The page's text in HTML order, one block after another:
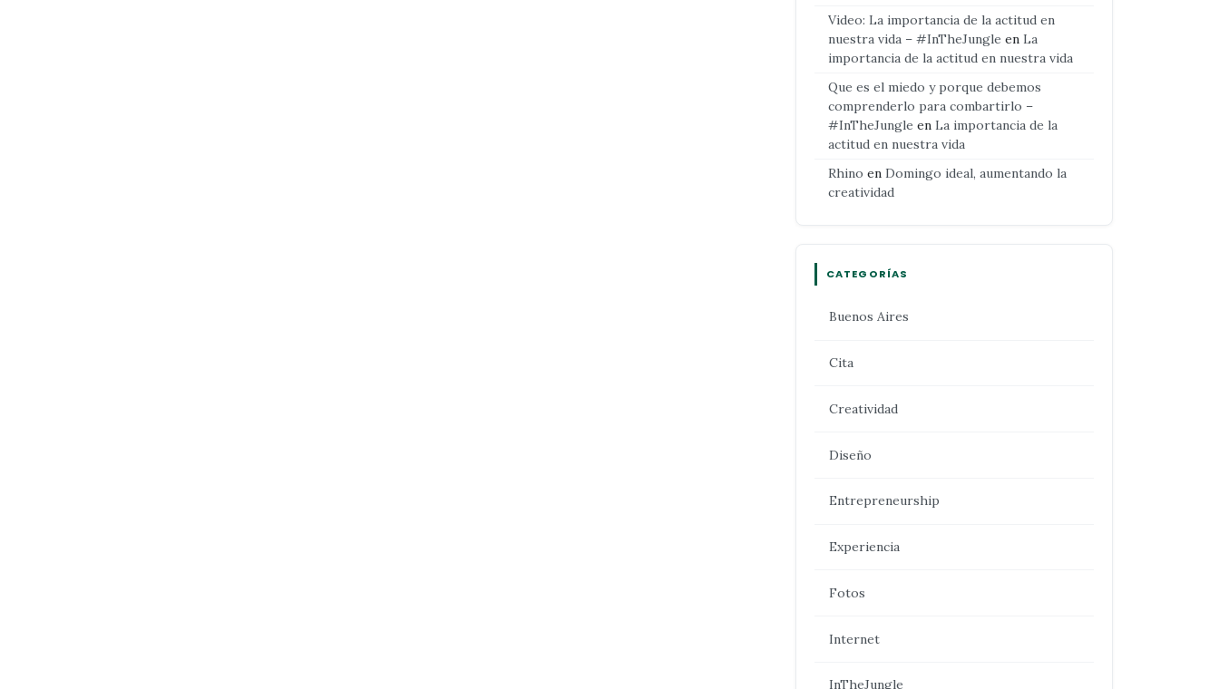
Video: La importancia de la actitud en
nuestra vida – #InTheJungle en La
importancia de la actitud en nuestra vida
Que es el miedo y porque debemos
comprenderlo para combartirlo –
#InTheJungle en La importancia de la
actitud en nuestra vida
Rhino en Domingo ideal, aumentando la
creatividad
CATEGORÍAS
Buenos Aires
Cita
Creatividad
Diseño
Entrepreneurship
Experiencia
Fotos
Internet
InTheJungle